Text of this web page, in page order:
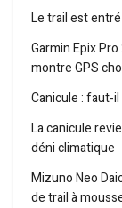
Le trail est
Garmin Epix
montre GPS
Canicule : faut-
La canicule
déni climatique
Mizuno Neo
de trail à